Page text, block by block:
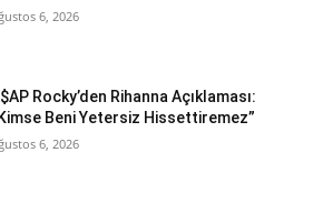
6, 2026
Rocky’den Rihanna Açıklaması:
Beni Yetersiz Hissettiremez”
6, 2026